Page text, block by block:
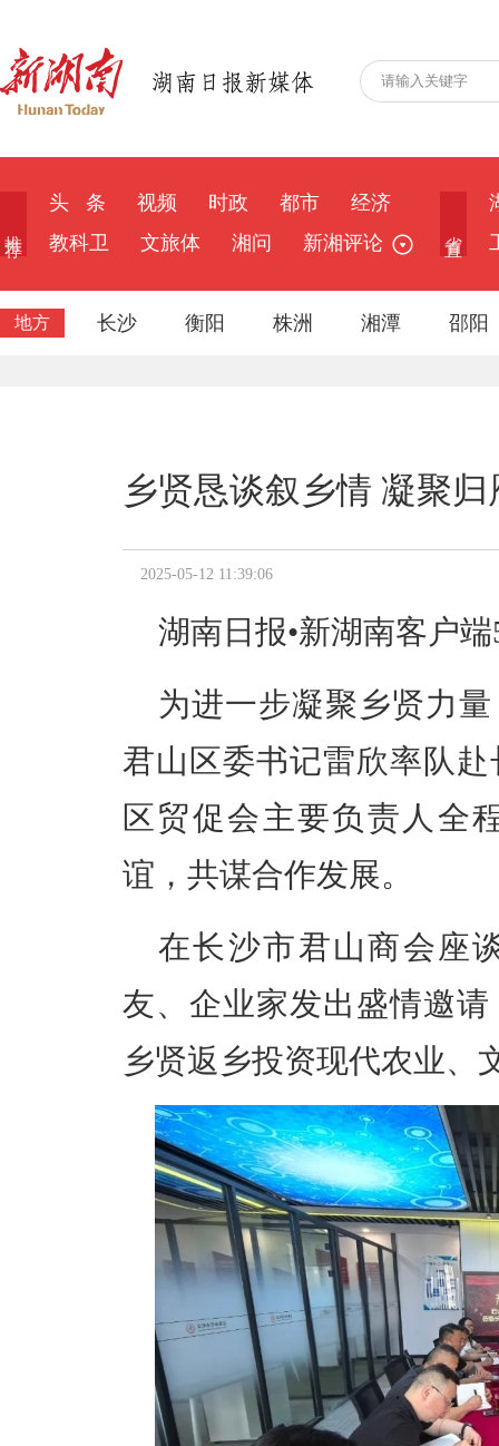
头 条 视频 时政 都市
经济
教科卫
文旅体 湘问 新湘评论
地方 长沙 衡阳 株洲 湘潭 邵阳
乡贤恳谈叙乡情 凝聚
2025-05-12 11:39:06
湖南日报•新湖南客户
为进一步凝聚乡贤力
君山区委书记雷欣率队
区贸促会主要负责人全
谊，共谋合作发展。
在长沙市君山商会座
友、企业家发出盛情邀
乡贤返乡投资现代农业、